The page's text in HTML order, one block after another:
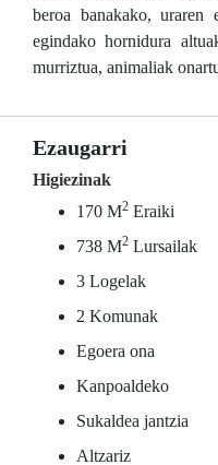
beroa banakako,
egindako hornidura
murriztua, animaliak
Ezaugarri
Higiezinak
170 M2 Eraiki
738 M2 Lursailak
3 Logelak
2 Komunak
Egoera ona
Kanpoaldeko
Sukaldea jantzia
Altzariz